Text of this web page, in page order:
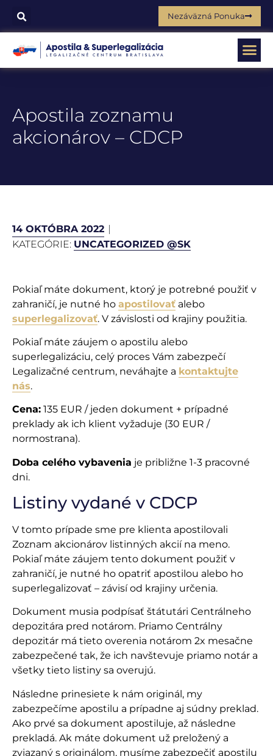
Nezáväzná Ponuka
Apostila zoznamu
akcionárov – CDCP
14 OKTÓBRA 2022
KATEGÓRIE: UNCATEGORIZED @SK
Pokiaľ máte dokument, ktorý je potrebné použiť v
zahraničí, je nutné ho apostilovať alebo
superlegalizovať. V závislosti od krajiny použitia.
Pokiaľ máte záujem o apostilu alebo
superlegalizáciu, celý proces Vám zabezpečí
Legalizačné centrum, neváhajte a kontaktujte
nás.
Cena: 135 EUR / jeden dokument + prípadné
preklady ak ich klient vyžaduje (30 EUR /
normostrana).
Doba celého vybavenia je približne 1-3 pracovné
dni.
Listiny vydané v CDCP
V tomto prípade sme pre klienta apostilovali
Zoznam akcionárov listinných akcií na meno.
Pokiaľ máte záujem tento dokument použiť v
zahraničí, je nutné ho opatriť apostilou alebo ho
superlegalizovať – závisí od krajiny určenia.
Dokument musia podpísať štátutári Centrálneho
depozitára pred notárom. Priamo Centrálny
depozitár má tieto overenia notárom 2x mesačne
zabezpečené tak, že ich navštevuje priamo notár a
všetky tieto listiny sa overujú.
Následne prinesiete k nám originál, my
zabezpečíme apostilu a prípadne aj súdny preklad.
Ako prvé sa dokument apostiluje, až následne
prekladá. Ak máte dokument už preložený a
zviazaný s originálom, musíme zabezpečiť apostilu